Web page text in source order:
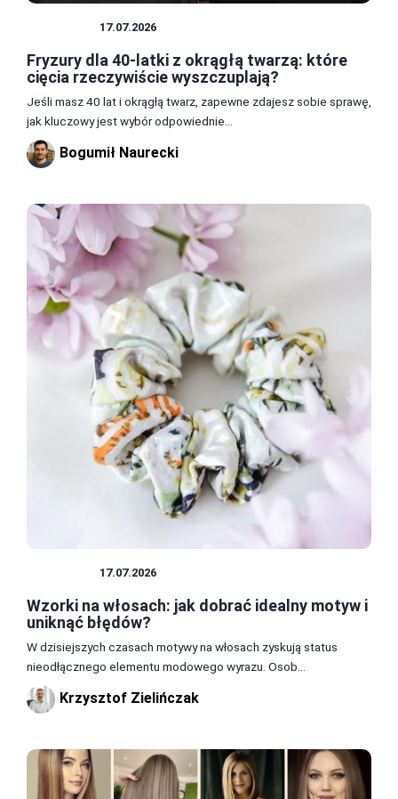
17.07.2026
Fryzury dla 40-latki z okrągłą twarzą: które
cięcia rzeczywiście wyszczuplają?
Jeśli masz 40 lat i okrągłą twarz, zapewne zdajesz sobie sprawę,
jak kluczowy jest wybór odpowiednie...
Bogumił Naurecki
17.07.2026
Wzorki na włosach: jak dobrać idealny motyw i
uniknąć błędów?
W dzisiejszych czasach motywy na włosach zyskują status
nieodłącznego elementu modowego wyrazu. Osob...
Krzysztof Zielińczak